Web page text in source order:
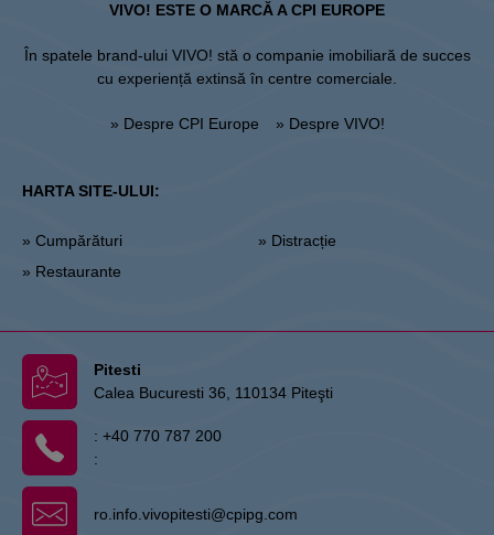
VIVO! ESTE O MARCĂ A CPI EUROPE
În spatele brand-ului VIVO! stă o companie imobiliară de succes
cu experiență extinsă în centre comerciale.
» Despre CPI Europe » Despre VIVO!
HARTA SITE-ULUI:
» Cumpărături
» Restaurante
» Distracție
Pitesti
Calea Bucuresti 36, 110134 Piteşti
: +40 770 787 200
:
ro.info.vivopitesti@cpipg.com